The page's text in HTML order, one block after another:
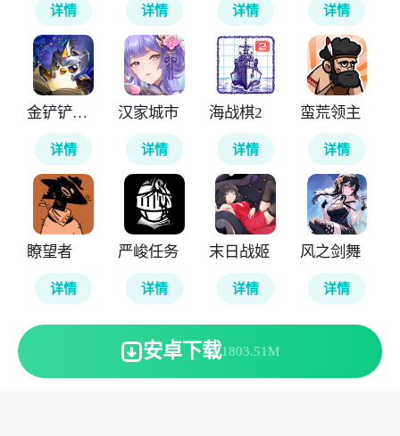
详情 详情 详情 详情
金铲铲之战国际服
详情
汉家城市
详情
海战棋2
详情
蛮荒领主
详情
瞭望者
详情
严峻任务
详情
末日战姬
详情
风之剑舞
详情
安卓下载1803.51M